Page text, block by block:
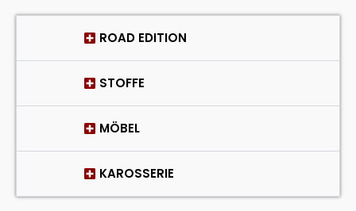
ROAD EDITION
STOFFE
MÖBEL
KAROSSERIE